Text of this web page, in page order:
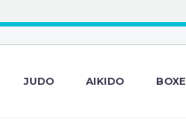
JUDO AIKIDO BOXE